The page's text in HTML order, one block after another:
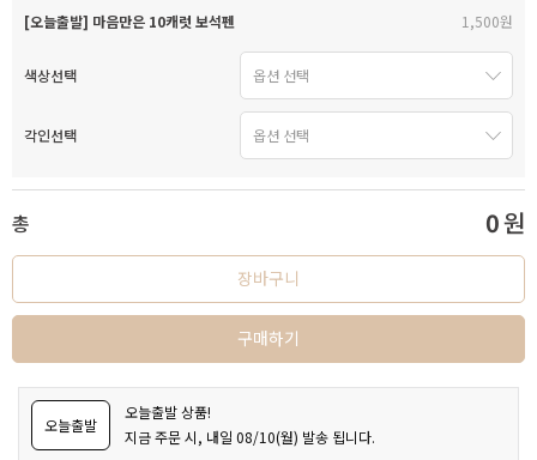
[오늘출발] 마음만은 10캐럿 보석펜 1,500원
색상선택
각인선택
총 0원
장바구니
구매하기
오늘출발
오늘출발 상품!
지금 주문 시, 내일 08/10(월) 발송 됩니다.